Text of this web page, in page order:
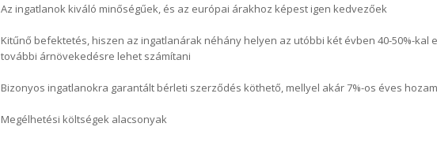
Az ingatlanok kiváló minőségűek, és az európai árakhoz képest igen kedvezőek
Kitűnő befektetés, hiszen az ingatlanárak néhány helyen az utóbbi két évben 40-50%-kal
további árnövekedésre lehet számítani
Bizonyos ingatlanokra garantált bérleti szerződés köthető, mellyel akár 7%-os éves
Megélhetési költségek alacsonyak